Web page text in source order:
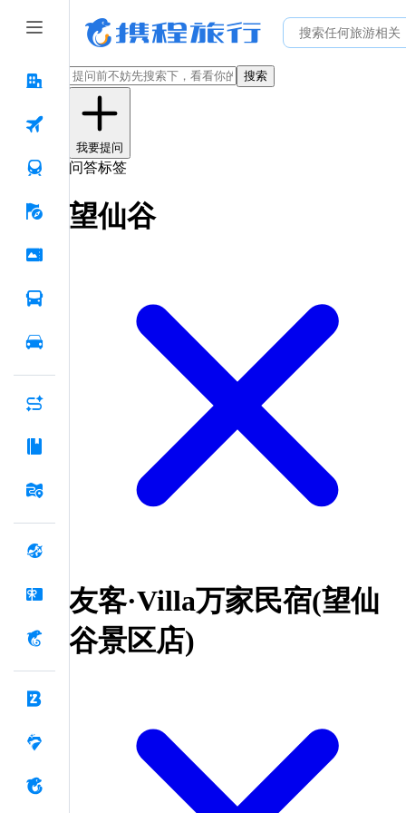
搜索
我要提问
问答标签
望仙谷
友客·Villa万家民宿(望仙
谷景区店)